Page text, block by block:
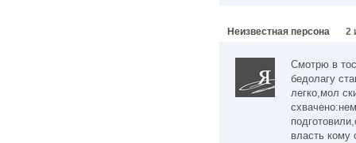
Неизвестная персона 2
Смотрю в
бедолагу
легко,мол
власть кому